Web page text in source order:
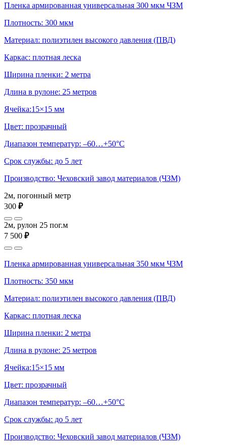
Пленка армированная универсальная 300 мкм ЧЗМ
Плотность: 300 мкм
Материал: полиэтилен высокого давления (ПВД)
Каркас: плотная леска
Ширина пленки: 2 метра
Длина в рулоне: 25 метров
Ячейка:15×15 мм
Цвет: прозрачный
Диапазон температур: –60…+50°С
Срок службы: до 5 лет
Производство: Чеховский завод материалов (ЧЗМ)
2м, погонный метр
300 ₽
2м, рулон 25 пог.м
7 500 ₽
Пленка армированная универсальная 350 мкм ЧЗМ
Плотность: 350 мкм
Материал: полиэтилен высокого давления (ПВД)
Каркас: плотная леска
Ширина пленки: 2 метра
Длина в рулоне: 25 метров
Ячейка:15×15 мм
Цвет: прозрачный
Диапазон температур: –60…+50°С
Срок службы: до 5 лет
Производство: Чеховский завод материалов (ЧЗМ)